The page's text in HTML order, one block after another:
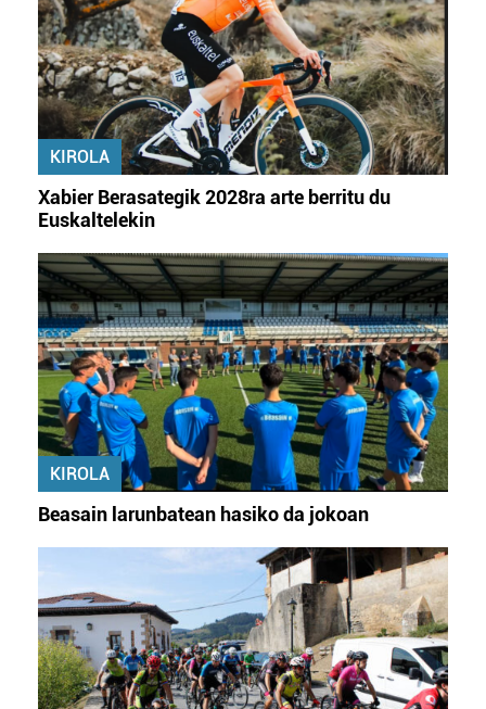
KIROLA
Xabier Berasategik 2028ra arte berritu du
Euskaltelekin
KIROLA
Beasain larunbatean hasiko da jokoan